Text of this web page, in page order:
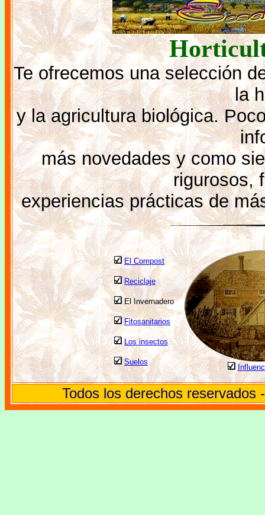
Te ofrecemos una selección
la
y la agricultura biológica.
más novedades y como
rigurosos,
experiencias prácticas de
El Compost
Reciclaje
El Invernadero
Fitosanitarios
Los insectos
Suelos
Todos los derechos reservados